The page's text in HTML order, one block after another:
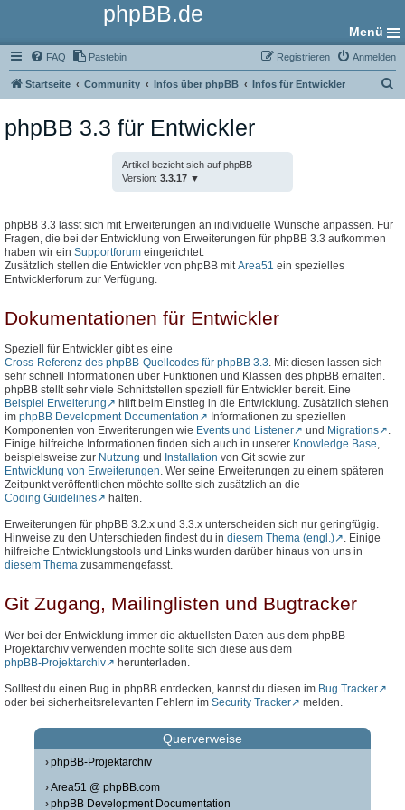
phpBB.de
Menü
FAQ Pastebin Anmelden
Registrieren
Startseite Community Infos über phpBB Infos für Entwickler
phpBB 3.3 für Entwickler
Artikel bezieht sich auf phpBB-
Version: 3.3.17
phpBB 3.3 lässt sich mit Erweiterungen an individuelle Wünsche anpassen. Für
Fragen, die bei der Entwicklung von Erweiterungen für phpBB 3.3 aufkommen
haben wir ein Supportforum eingerichtet.
Zusätzlich stellen die Entwickler von phpBB mit Area51 ein spezielles
Entwicklerforum zur Verfügung.
Dokumentationen für Entwickler
Speziell für Entwickler gibt es eine
Cross-Referenz des phpBB-Quellcodes für phpBB 3.3. Mit diesen lassen sich
sehr schnell Informationen über Funktionen und Klassen des phpBB erhalten.
phpBB stellt sehr viele Schnittstellen speziell für Entwickler bereit. Eine
Beispiel Erweiterung
hilft beim Einstieg in die Entwicklung. Zusätzlich stehen
im phpBB Development Documentation
Informationen zu speziellen
Komponenten von Erweriterungen wie Events und Listener und Migrations
.
Einige hilfreiche Informationen finden sich auch in unserer Knowledge Base,
beispielsweise zur Nutzung und Installation von Git sowie zur
Entwicklung von Erweiterungen. Wer seine Erweiterungen zu einem späteren
Zeitpunkt veröffentlichen möchte sollte sich zusätzlich an die
Coding Guidelines
halten.
Erweiterungen für phpBB 3.2.x und 3.3.x unterscheiden sich nur geringfügig.
Hinweise zu den Unterschieden findest du in diesem Thema (engl.)
. Einige
hilfreiche Entwicklungstools und Links wurden darüber hinaus von uns in
diesem Thema zusammengefasst.
Git Zugang, Mailinglisten und Bugtracker
Wer bei der Entwicklung immer die aktuellsten Daten aus dem phpBB-
Projektarchiv verwenden möchte sollte sich diese aus dem
phpBB-Projektarchiv
herunterladen.
Solltest du einen Bug in phpBB entdecken, kannst du diesen im Bug Tracker
oder bei sicherheitsrelevanten Fehlern im Security Tracker melden.
Querverweise
phpBB-Projektarchiv
Area51 @ phpBB.com
phpBB Development Documentation